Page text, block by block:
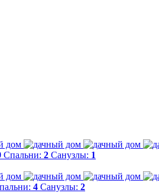
Спальни: 2 Санузлы: 1
4 Санузлы: 2